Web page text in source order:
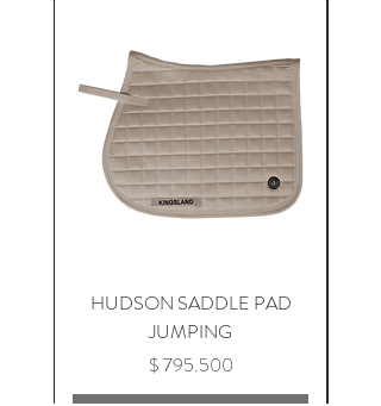
HUDSON SADDLE PAD
JUMPING
Precio
$ 795.500